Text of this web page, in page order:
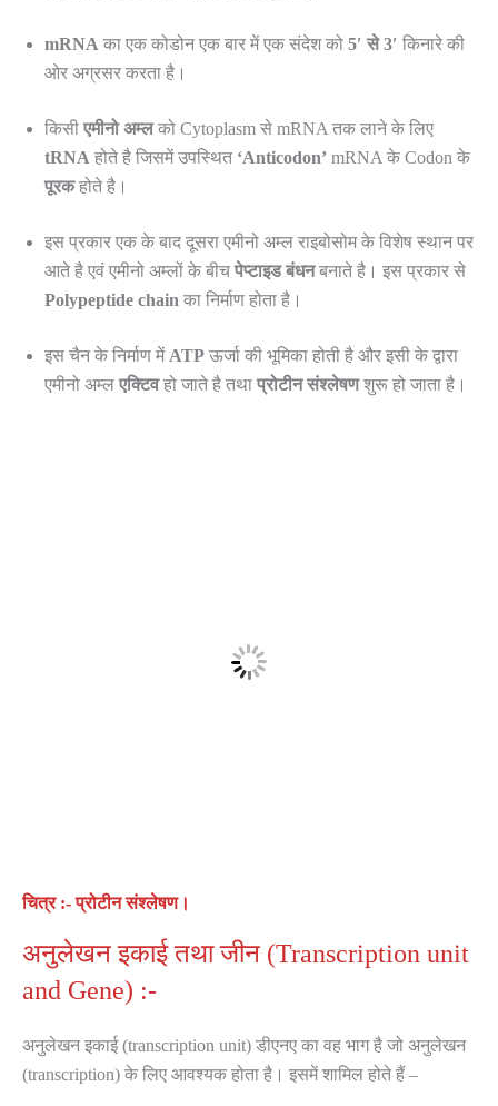
mRNA का एक कोडोन एक बार में एक संदेश को 5′ से 3′ किनारे की
ओर अग्रसर करता है।
किसी एमीनो अम्लको Cytoplasm से mRNA तक लाने के लिए
tRNA होते है जिसमें उपस्थित ‘Anticodon’ mRNA के Codon के
पूरकहोते है।
इस प्रकार एक के बाद दूसरा एमीनो अम्ल राइबोसोम के विशेष स्थान पर
आते है एवं एमीनो अम्लों के बीच पेप्टाइड बंधनबनाते है। इस प्रकार से
Polypeptide chain का निर्माण होता है।
इस चैन के निर्माण में ATP ऊर्जा की भूमिका होती है और इसी के द्वारा
एमीनो अम्ल एक्टिवहो जाते है तथा प्रोटीनसंश्लेषणशुरू हो जाता है।
चित्र :- प्रोटीनसंश्लेषण।
अनुलेखन इकाई तथा जीन (Transcription unit
and Gene) :-
अनुलेखन इकाई (transcription unit) डीएनए का वह भाग है जो अनुलेखन
(transcription) के लिए आवश्यक होता है। इसमें शामिल होते हैं –